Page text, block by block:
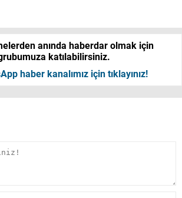
anında haberdar olmak için
katılabilirsiniz.
haber kanalımız için tıklayınız!